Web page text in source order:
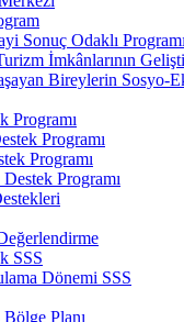
Sonuç Odaklı Programı
İmkânlarının
Bireylerin Sosyo-
Programı
Programı
Programı
Programı
SSS
Dönemi SSS
Planı